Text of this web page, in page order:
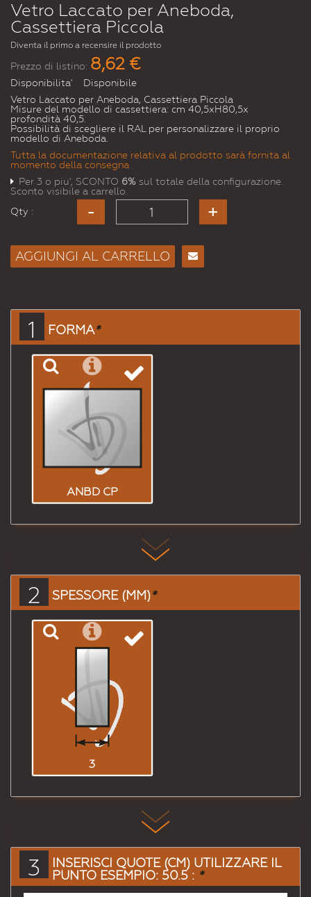
Vetro Laccato per Aneboda,
Cassettiera Piccola
Diventa il primo a recensire il prodotto
Prezzo di listino: 8,62 €
Disponibilita'
Disponibile
Vetro Laccato per Aneboda, Cassettiera Piccola
Misure del modello di cassettiera: cm 40,5xH80,5x
profondità 40,5.
Possibilità di scegliere il RAL per personalizzare il proprio
modello di Aneboda.
Tutta la documentazione relativa al prodotto sarà fornita al
momento della consegna
Per 3 o piu', SCONTO 6% sul totale della configurazione.
Sconto visibile a carrello.
Qty :
AGGIUNGI AL CARRELLO
1 FORMA*
ANBD CP
2 SPESSORE (MM)*
3
3
INSERISCI QUOTE (CM) UTILIZZARE IL
PUNTO ESEMPIO: 50.5 : *